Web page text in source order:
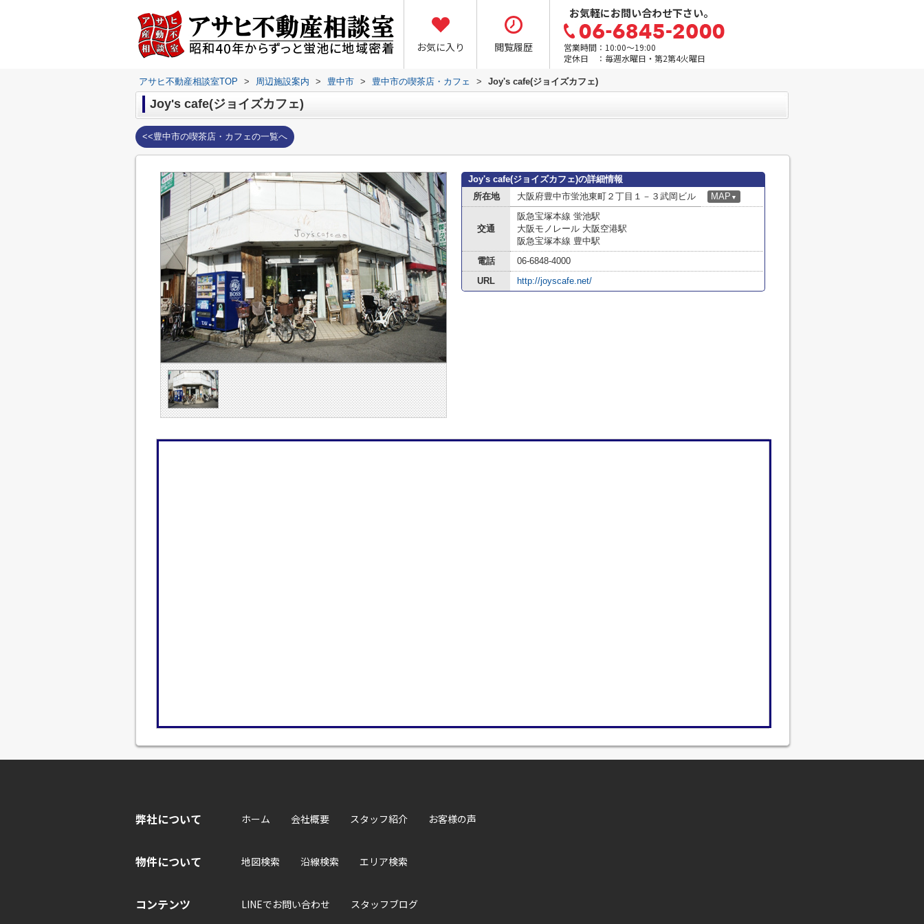
お気に入り 閲覧履歴
お気軽にお問い合わせ下さい。
営業時間：10:00～19:00
定休日 ：毎週水曜日・第2第4火曜日
アサヒ不動産相談室TOP > 周辺施設案内 > 豊中市 > 豊中市の喫茶店・カフェ > Joy's cafe(ジョイズカフェ)
Joy's cafe(ジョイズカフェ)
<<豊中市の喫茶店・カフェの一覧へ
Joy's cafe(ジョイズカフェ)の詳細情報
所在地
大阪府豊中市蛍池東町２丁目１－３武岡ビル MAP ▼
交通
阪急宝塚本線 蛍池駅
大阪モノレール 大阪空港駅
阪急宝塚本線 豊中駅
電話
06-6848-4000
URL
http://joyscafe.net/
弊社について ホーム 会社概要 スタッフ紹介 お客様の声
物件について 地図検索 沿線検索 エリア検索
コンテンツ LINEでお問い合わせ スタッフブログ